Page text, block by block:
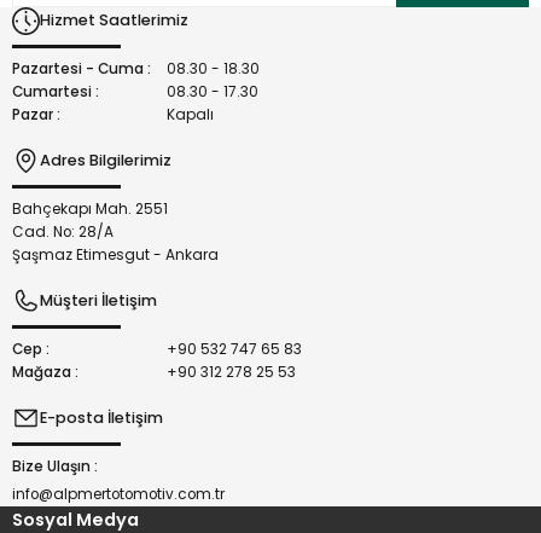
Bu ürüne benzer farklı alternatifler olmalı.
Hizmet Saatlerimiz
Pazartesi - Cuma :
08.30 - 18.30
Cumartesi :
08.30 - 17.30
Pazar :
Kapalı
Adres Bilgilerimiz
Bahçekapı Mah. 2551
Cad. No: 28/A
Şaşmaz Etimesgut - Ankara
Müşteri İletişim
Cep :
+90 532 747 65 83
Mağaza :
+90 312 278 25 53
E-posta İletişim
Bize Ulaşın :
info@alpmertotomotiv.com.tr
Sosyal Medya